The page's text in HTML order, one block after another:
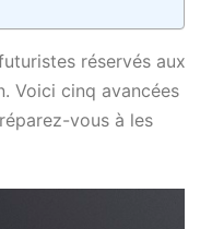
réservés aux
Voici cinq avancées
vous à les